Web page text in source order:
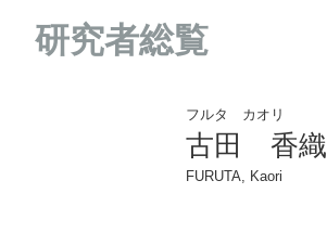
研究者総覧
フルタ カオリ
古田 香織
FURUTA, Kaori